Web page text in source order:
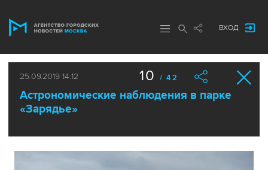
ВХОД
25.09.2019 14:12
Астрономические наблюдения в парке
«Зарядье»
10 / 42